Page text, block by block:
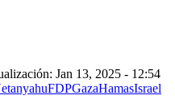
Jan 13, 2025 - 12:54
FDPGazaHamasIsrael